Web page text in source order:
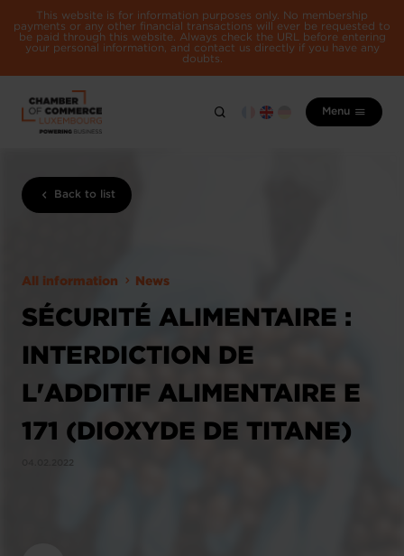
This website is for information purposes only. No membership
payments or any other financial transactions will ever be requested to
be paid through this website. Always check the URL before entering
your personal information, and contact us directly if you have any
doubts.
Menu
Back to list
All information News
SÉCURITÉ ALIMENTAIRE :
INTERDICTION DE
L'ADDITIF ALIMENTAIRE E
171 (DIOXYDE DE TITANE)
04.02.2022